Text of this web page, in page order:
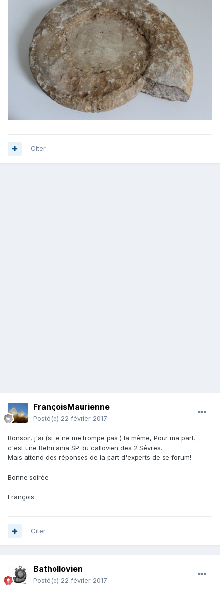
Citer
FrançoisMaurienne
Posté(e) 22 février 2017
Bonsoir, j'ai (si je ne me trompe pas ) la même, Pour ma part,
c'est une Rehmania SP du callovien des 2 Sévres.
Mais attend des réponses de la part d'experts de se forum!
Bonne soirée
François
Citer
Bathollovien
Posté(e) 22 février 2017